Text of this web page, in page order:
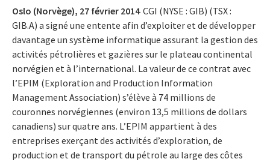
Oslo (Norvège), 27 février 2014 CGI (NYSE : GIB) (TSX :
GIB.A) a signé une entente afin d’exploiter et de développer
davantage un système informatique assurant la gestion des
activités pétrolières et gazières sur le plateau continental
norvégien et à l’international. La valeur de ce contrat avec
l’EPIM (Exploration and Production Information
Management Association) s’élève à 74 millions de
couronnes norvégiennes (environ 13,5 millions de dollars
canadiens) sur quatre ans. L’EPIM appartient à des
entreprises exerçant des activités d’exploration, de
production et de transport du pétrole au large des côtes